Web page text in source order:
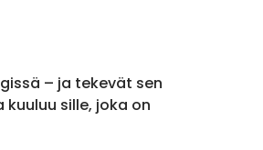
– ja tekevät sen
sille, joka on